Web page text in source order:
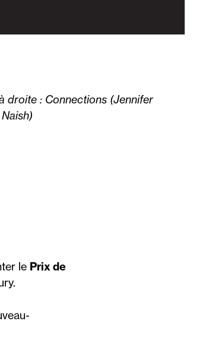
droite : Connections (Jennifer
le Prix de